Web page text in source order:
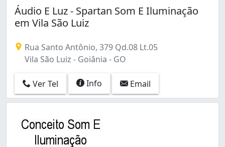
Áudio E Luz - Spartan Som E Iluminação
em Vila São Luiz
Rua Santo Antônio, 379 Qd.08 Lt.05
Vila São Luiz - Goiânia - GO
Ver Tel Info Email